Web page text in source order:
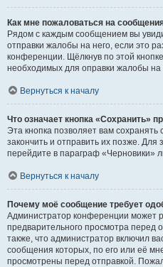
Как мне пожаловаться на
Рядом с каждым сообщением вы
отправки жалобы на него, если это
конференции. Щёлкнув по этой
необходимых для оправки жалобы
Вернуться к началу
Что означает кнопка «Сохранить»
Эта кнопка позволяет вам
закончить и отправить их позже. Для
перейдите в параграф «Черновики»
Вернуться к началу
Почему моё сообщение требует
Администратор конференции может
предварительного просмотра перед
также, что администратор включил
сообщения которых, по его или её
просмотрены перед отправкой.